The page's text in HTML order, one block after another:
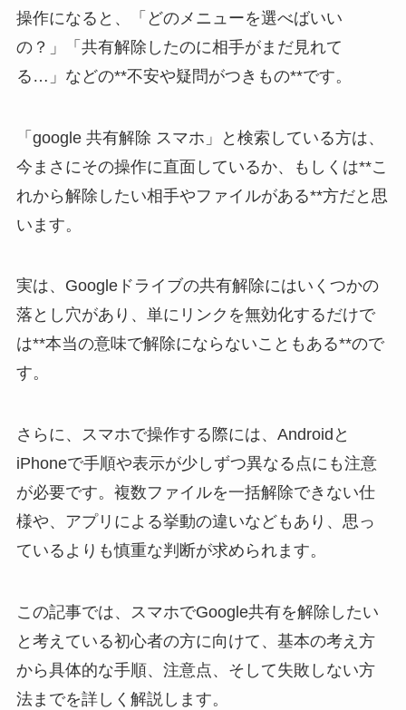
操作になると、「どのメニューを選べばいい
の？」「共有解除したのに相手がまだ見れて
る…」などの**不安や疑問がつきもの**です。
「google 共有解除 スマホ」と検索している方は、
今まさにその操作に直面しているか、もしくは**こ
れから解除したい相手やファイルがある**方だと思
います。
実は、Googleドライブの共有解除にはいくつかの
落とし穴があり、単にリンクを無効化するだけで
は**本当の意味で解除にならないこともある**ので
す。
さらに、スマホで操作する際には、Androidと
iPhoneで手順や表示が少しずつ異なる点にも注意
が必要です。複数ファイルを一括解除できない仕
様や、アプリによる挙動の違いなどもあり、思っ
ているよりも慎重な判断が求められます。
この記事では、スマホでGoogle共有を解除したい
と考えている初心者の方に向けて、基本の考え方
から具体的な手順、注意点、そして失敗しない方
法までを詳しく解説します。